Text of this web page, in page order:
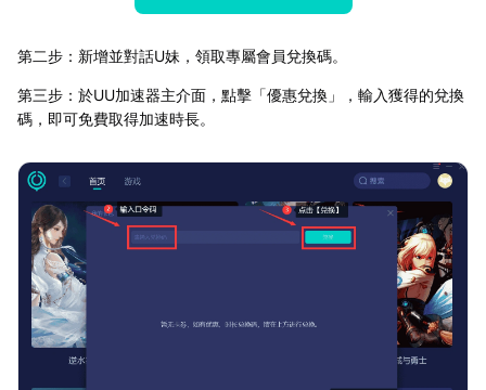
第二步：新增並對話U妹，領取專屬會員兌換碼。
第三步：於UU加速器主介面，點擊「優惠兌換」，輸入獲得的兌換
碼，即可免費取得加速時長。